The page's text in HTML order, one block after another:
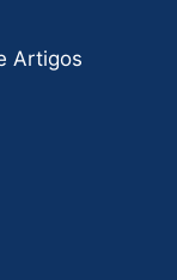
Artigos